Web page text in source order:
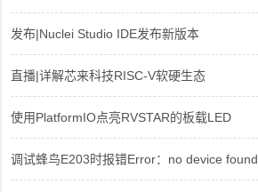
发布|Nuclei Studio IDE发布新版本
直播|详解芯来科技RISC-V软硬生态
使用PlatformIO点亮RVSTAR的板载LED
调试蜂鸟E203时报错Error：no device found